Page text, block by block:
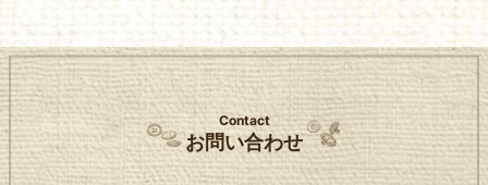
Contact
お問い合わせ